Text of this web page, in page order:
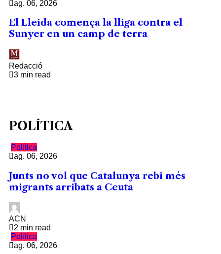
ag. 06, 2026
El Lleida comença la lliga contra el
Sunyer en un camp de terra
Redacció
3 min read
POLÍTICA
Política
ag. 06, 2026
Junts no vol que Catalunya rebi més
migrants arribats a Ceuta
ACN
2 min read
Política
ag. 06, 2026